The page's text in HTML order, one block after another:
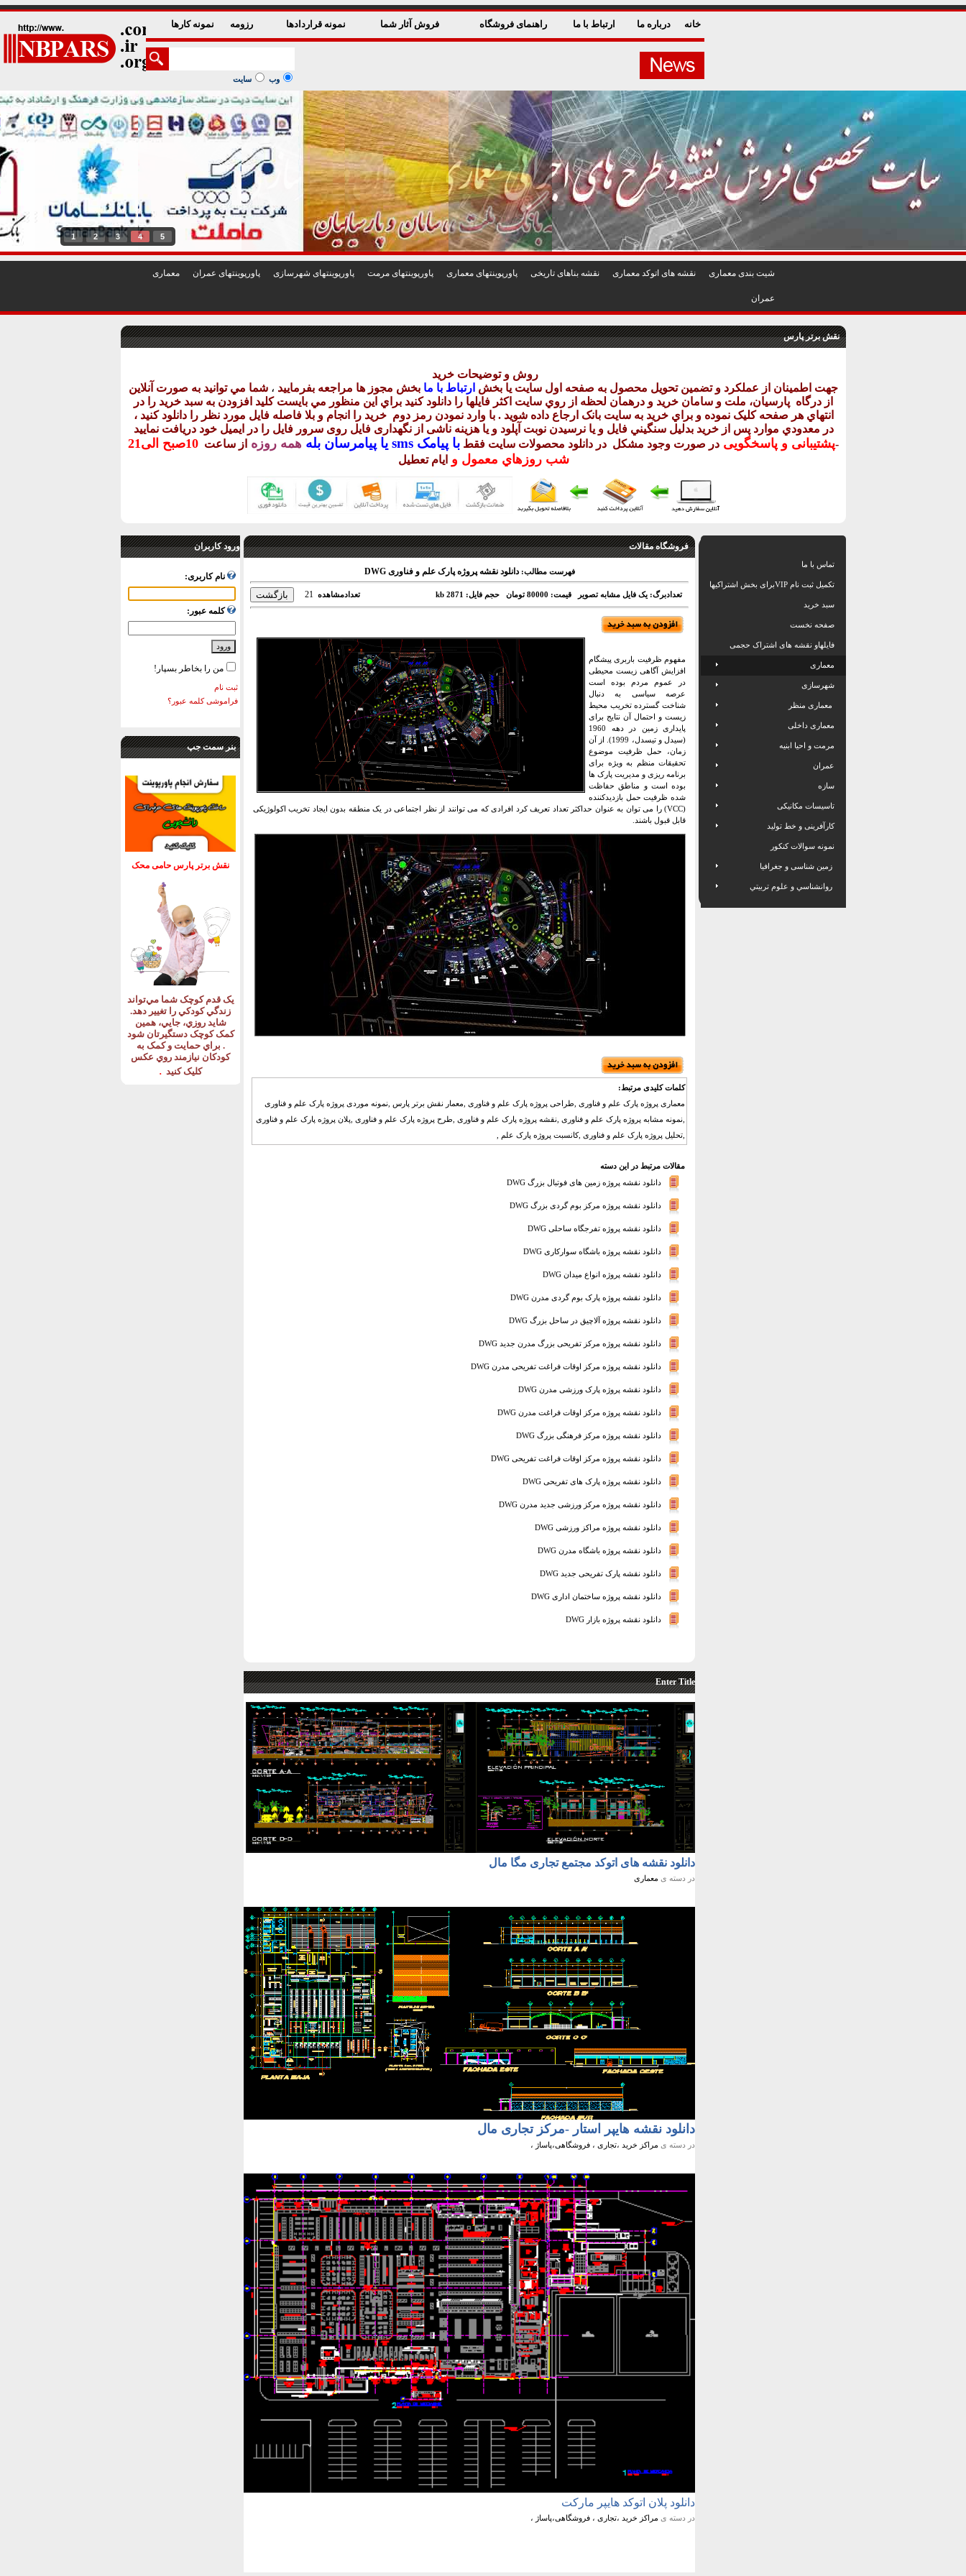
خانه درباره ما ارتباط با ما راهنمای فروشگاه فروش آثار شما نمونه قراردادها رزومه نمونه کارها
وب سایت
1 2 3 4 5
شيت بندی معماری نقشه های اتوکد معماری نقشه بناهای تاريخی پاورپوينتهای معماری پاورپوينتهای مرمت پاورپوينتهای شهرسازی پاورپوينتهای عمران معماری
عمران
نقش برتر پارس
روش و توضيحات خريد
جهت اطمينان از عملکرد و تضمين تحويل محصول به صفحه اول سايت يا بخش ارتباط با ما بخش مجوز ها مراجعه بفرماييد ، شما مي توانيد به صورت آنلاين
از درگاه پارسيان، ملت و سامان خريد و درهمان لحظه از روي سايت اکثر فايلها را دانلود کنيد براي اين منظور مي بايست کليد افزودن به سبد خريد را در
انتهاي هر صفحه کليک نموده و براي خريد به سايت بانک ارجاع داده شويد . با وارد نمودن رمز دوم خريد را انجام و بلا فاصله فايل مورد نظر را دانلود کنيد ،
در معدودي موارد پس از خريد بدليل سنگيني فايل و يا نرسيدن نوبت آپلود و يا هزينه ناشی از نگهداری فايل روی سرور فايل را در ايميل خود دريافت نماييد
-پشتيبانی و پاسخگويی در صورت وجود مشکل در دانلود محصولات سايت فقط با پيامک sms يا پيامرسان بله همه روزه از ساعت 10صبح
الی21
شبروزهاي معمول و ايام تعطيل
ورود کاربران
نام کاربری:
کلمه عبور:
من را بخاطر بسپار!
ثبت نام
فراموشی کلمه عبور؟
بنر سمت جپ
نقش برتر پارس حامی محک
يک قدم کوچک شما مي‌تواند
زندگي کودکي را تغيير دهد.
شايد روزي، جايي، همين
کمک کوچک دستگيرتان شود
. براي حمايت و کمک به
کودکان نيازمند روي عکس
کليک کنيد .
فروشگاه مقالات
فهرست مطالب: دانلود نقشه پروژه پارک علم و فناوری DWG
تعدادبرگ: یک فایل مشابه تصویر قیمت: 80000 تومان حجم فایل: 2871 kb تعدادمشاهده 21
مفهوم ظرفیت باربری پیشگام
افزایش آگاهی زیست محیطی
در عموم مردم بوده است
عرصه سیاسی به دنبال
شناخت گسترده تخریب محیط
زیست و احتمال آن نتایج برای
پایداری زمین در دهه 1960
(سیدل و تیسدل، 1999).
از آن
زمان، حمل ظرفیت موضوع
تحقیقات منظم به ویژه برای
برنامه ریزی و مدیریت پارک ها
بوده استو مناطق حفاظت
شده ظرفیت حمل بازدیدکننده
(VCC) را می توان به عنوان حداکثر تعداد تعریف کرد
افرادی که می توانند از نظر اجتماعی در یک منطقه بدون ایجاد تخریب اکولوژیکی
قابل قبول باشند.
کلمات کلیدی مرتبط:
معماری پروژه پارک علم و فناوری ,طراحی پروژه پارک علم و فناوری ,معمار نقش برتر پارس ,نمونه موردی پروژه پارک علم و فناوری
,نمونه مشابه پروژه پارک علم و فناوری ,نقشه پروژه پارک علم و فناوری ,طرح پروژه پارک علم و فناوری ,پلان پروژه پارک علم و فناوری
,تحلیل پروژه پارک علم و فناوری ,کانسبت پروژه پارک علم ,
مقالات مرتبط در این دسته
دانلود نقشه پروژه زمین های فوتبال بزرگ DWG
دانلود نقشه پروژه مرکز بوم گردی بزرگ DWG
دانلود نقشه پروژه تفرجگاه ساحلی DWG
دانلود نقشه پروژه باشگاه سوارکاری DWG
دانلود نقشه پروژه انواع میدان DWG
دانلود نقشه پروژه پارک بوم گردی مدرن DWG
دانلود نقشه پروژه آلاچیق در ساحل بزرگ DWG
دانلود نقشه پروژه مرکز تفریحی بزرگ مدرن جدید DWG
دانلود نقشه پروژه مرکز اوقات فراغت تفریحی مدرن DWG
دانلود نقشه پروژه پارک ورزشی مدرن DWG
دانلود نقشه پروژه مرکز اوقات فراغت مدرن DWG
دانلود نقشه پروژه مرکز فرهنگی بزرگ DWG
دانلود نقشه پروژه مرکز اوقات فراغت تفریحی DWG
دانلود نقشه پروژه پارک های تفریحی DWG
دانلود نقشه پروژه مرکز ورزشی جدید مدرن DWG
دانلود نقشه پروژه مراکز ورزشی DWG
دانلود نقشه پروژه باشگاه مدرن DWG
دانلود نقشه پارک تفریحی جدید DWG
دانلود نقشه پروژه ساختمان اداری DWG
دانلود نقشه پروژه بازار DWG
Enter Title
دانلود نقشه های اتوکد مجتمع تجاری مگا مال
در دسته ی معماری
دانلود نقشه هايپر استار -مرکز تجاری مال
در دسته ی مراکز خرید ،تجاری ، فروشگاهی،پاساژ ،
دانلود پلان اتوکد هايپر مارکت
در دسته ی مراکز خرید ،تجاری ، فروشگاهی،پاساژ ،
تماس با ما
تکمیل ثبت نام VIPبرای بخش اشتراکیها
سبد خرید
صفحه نخست
فایلهاو نقشه های اشتراک حجمی
معماری
شهرسازی
معماری منظر
معماری داخلی
مرمت و احیا ابنیه
عمران
سازه
تاسیسات مکانیکی
کارآفرینی و خط تولید
نمونه سوالات کنکور
زمین شناسی و جغرافیا
روانشناسي و علوم تربيتي